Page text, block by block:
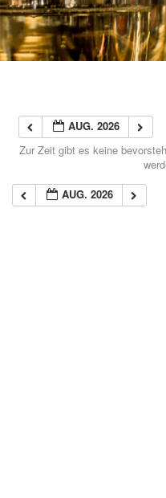
AUG. 2026
Zur Zeit gibt es keine
AUG. 2026